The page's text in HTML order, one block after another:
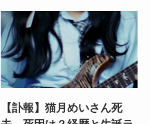
【訃報】猫月めいさん死